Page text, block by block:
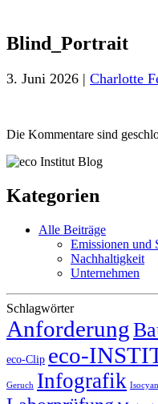
Blind_Portrait
3. Juni 2026 | Charlotte
Die Kommentare sind
Kategorien
Alle Beiträge
Emissionen und
Nachhaltigkeit
Unternehmen
Schlagwörter
Anforderung
eco-Clip eco-
Geruch Infografik